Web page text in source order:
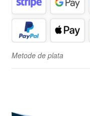
Metode de plata